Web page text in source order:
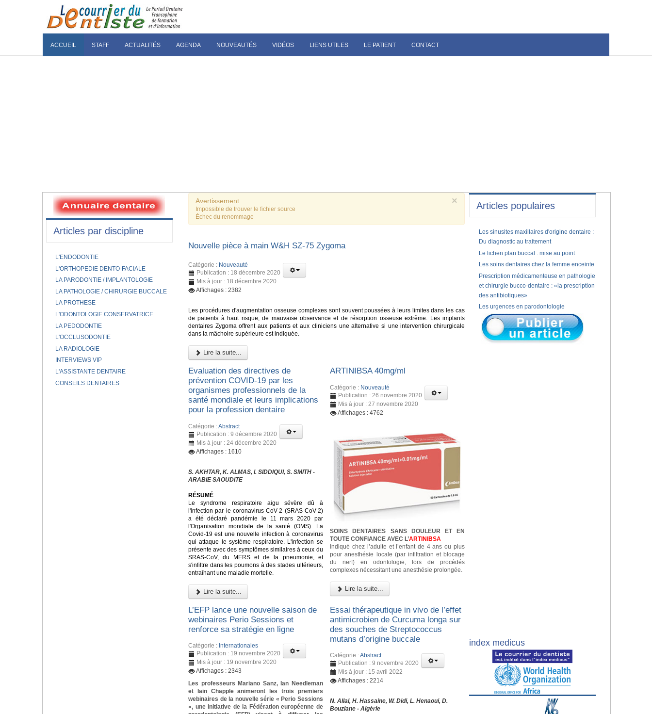
ACCUEIL STAFF ACTUALITÉS AGENDA NOUVEAUTÉS VIDÉOS LIENS UTILES LE PATIENT CONTACT
×
Avertissement
Impossible de trouver le fichier source
Échec du renommage
Nouvelle pièce à main W&H SZ-75 Zygoma
Catégorie : Nouveauté
Publication : 18 décembre 2020
Mis à jour : 18 décembre 2020
Affichages : 2382
Les procédures d'augmentation osseuse complexes sont souvent poussées à leurs limites dans les cas
de patients à haut risque, de mauvaise observance et de résorption osseuse extrême. Les implants
dentaires Zygoma offrent aux patients et aux cliniciens une alternative si une intervention chirurgicale
dans la mâchoire supérieure est indiquée.
Lire la suite...
Evaluation des directives de
prévention COVID-19 par les
organismes professionnels de la
santé mondiale et leurs implications
pour la profession dentaire
Catégorie :Abstract
Publication : 9 décembre 2020
Mis à jour : 24 décembre 2020
Affichages : 1610
S. AKHTAR, K. ALMAS, I. SIDDIQUI, S. SMITH -
ARABIE SAOUDITE
RÉSUMÉ
Le syndrome respiratoire aigu sévère dû à
l'infection par le coronavirus CoV-2 (SRAS-CoV-2)
a été déclaré pandémie le 11 mars 2020 par
l'Organisation mondiale de la santé (OMS). La
Covid-19 est une nouvelle infection à coronavirus
qui attaque le système respiratoire. L'infection se
présente avec des symptômes similaires à ceux du
SRAS-CoV, du MERS et de la pneumonie, et
s'infiltre dans les poumons à des stades ultérieurs,
entraînant une maladie mortelle.
Lire la suite...
ARTINIBSA 40mg/ml
Catégorie : Nouveauté
Publication : 26 novembre 2020
Mis à jour : 27 novembre 2020
Affichages : 4762
SOINS DENTAIRES SANS DOULEUR ET EN
TOUTE CONFIANCE AVEC L’ARTINIBSA
Indiqué chez l’adulte et l’enfant de 4 ans ou plus
pour anesthésie locale (par infiltration et blocage
du nerf) en odontologie, lors de procédés
complexes nécessitant une anesthésie prolongée.
Lire la suite...
L’EFP lance une nouvelle saison de
webinaires Perio Sessions et
renforce sa stratégie en ligne
Catégorie : Internationales
Publication : 19 novembre 2020
Mis à jour : 19 novembre 2020
Affichages : 2343
Les professeurs Mariano Sanz, Ian Needleman
et Iain Chapple animeront les trois premiers
webinaires de la nouvelle série « Perio Sessions
», une initiative de la Fédération européenne de
Essai thérapeutique in vivo de l’effet
antimicrobien de Curcuma longa sur
des souches de Streptococcus
mutans d’origine buccale
Catégorie :Abstract
Publication : 9 novembre 2020
Mis à jour : 15 avril 2022
Affichages : 2214
N. Allal, H. Hassaine, W. Didi, L. Henaoui, D.
Bouziane - Algérie
Articles par discipline
L'ENDODONTIE
L'ORTHOPEDIE DENTO-FACIALE
LA PARODONTIE / IMPLANTOLOGIE
LA PATHOLOGIE / CHIRURGIE BUCCALE
LA PROTHESE
L'ODONTOLOGIE CONSERVATRICE
LA PEDODONTIE
L'OCCLUSODONTIE
LA RADIOLOGIE
INTERVIEWS VIP
L'ASSISTANTE DENTAIRE
CONSEILS DENTAIRES
Articles populaires
Les sinusites maxillaires d'origine dentaire :
Du diagnostic au traitement
Le lichen plan buccal : mise au point
Les soins dentaires chez la femme enceinte
Prescription médicamenteuse en pathologie
et chirurgie bucco-dentaire : «la prescription
des antibiotiques»
Les urgences en parodontologie
index medicus